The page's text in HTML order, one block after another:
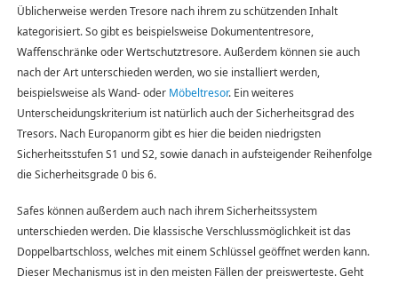
Üblicherweise werden Tresore nach ihrem zu schützenden Inhalt
kategorisiert. So gibt es beispielsweise Dokumententresore,
Waffenschränke oder Wertschutztresore. Außerdem können sie auch
nach der Art unterschieden werden, wo sie installiert werden,
beispielsweise als Wand- oder Möbeltresor. Ein weiteres
Unterscheidungskriterium ist natürlich auch der Sicherheitsgrad des
Tresors. Nach Europanorm gibt es hier die beiden niedrigsten
Sicherheitsstufen S1 und S2, sowie danach in aufsteigender Reihenfolge
die Sicherheitsgrade 0 bis 6.
Safes können außerdem auch nach ihrem Sicherheitssystem
unterschieden werden. Die klassische Verschlussmöglichkeit ist das
Doppelbartschloss, welches mit einem Schlüssel geöffnet werden kann.
Dieser Mechanismus ist in den meisten Fällen der preiswerteste. Geht